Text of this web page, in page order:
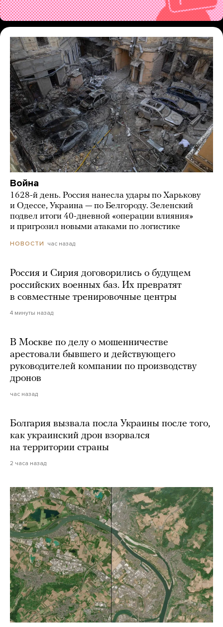
Война
1628-й день. Россия нанесла удары по Харькову
и Одессе, Украина — по Белгороду. Зеленский
подвел итоги 40-дневной «операции влияния»
и пригрозил новыми атаками по логистике
НОВОСТИ час назад
Россия и Сирия договорились о будущем
российских военных баз. Их превратят
в совместные тренировочные центры
4 минуты назад
В Москве по делу о мошенничестве
арестовали бывшего и действующего
руководителей компании по производству
дронов
час назад
Болгария вызвала посла Украины после того,
как украинский дрон взорвался
на территории страны
2 часа назад